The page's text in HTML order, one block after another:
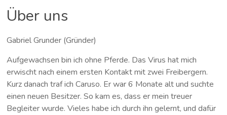
Über uns
Gabriel Grunder (Gründer)
Aufgewachsen bin ich ohne Pferde. Das Virus hat mich
erwischt nach einem ersten Kontakt mit zwei Freibergern.
Kurz danach traf ich Caruso. Er war 6 Monate alt und suchte
einen neuen Besitzer. So kam es, dass er mein treuer
Begleiter wurde. Vieles habe ich durch ihn gelernt, und dafür